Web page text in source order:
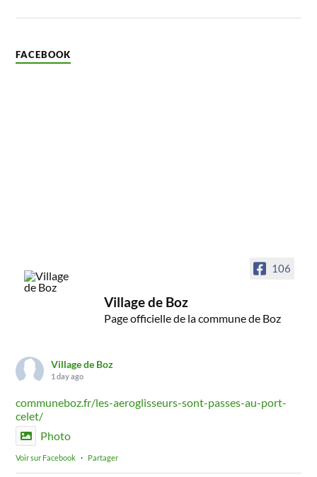
FACEBOOK
106
Village de Boz
Page officielle de la commune de Boz
Village de Boz
1 day ago
communeboz.fr/les-aeroglisseurs-sont-passes-au-port-
celet/
Photo
Voir sur Facebook · Partager